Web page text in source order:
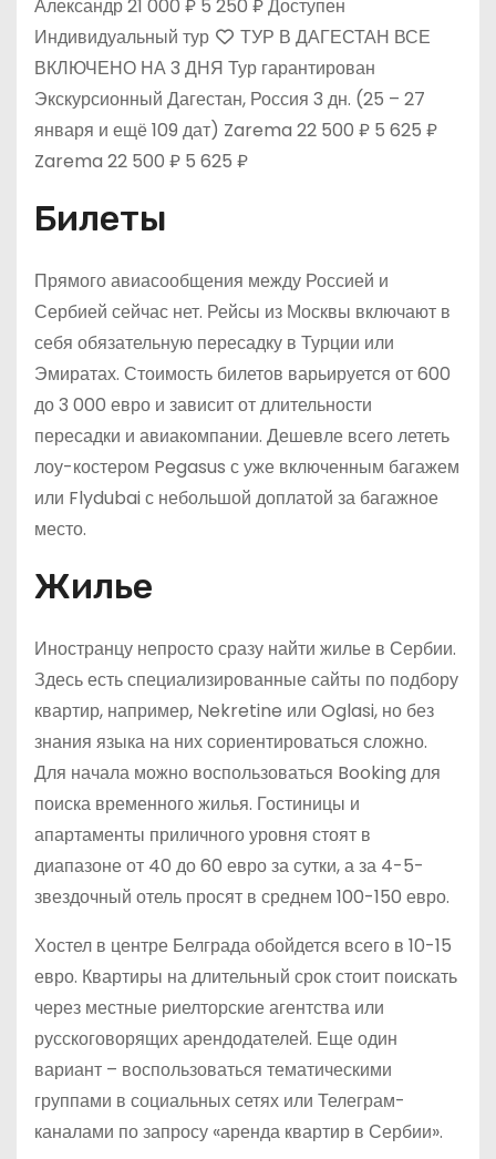
Александр21 000 ₽ 5 250 ₽Доступен
Индивидуальный тур
ТУР В ДАГЕСТАН ВСЕ
ВКЛЮЧЕНО НА 3 ДНЯ Тур гарантирован
Экскурсионный Дагестан, Россия 3 дн. (25 – 27
января и ещё 109 дат) Zarema 22 500 ₽ 5 625 ₽
Zarema 22 500 ₽ 5 625 ₽
Билеты
Прямого авиасообщения между Россией и
Сербией сейчас нет. Рейсы из Москвы включают в
себя обязательную пересадку в Турции или
Эмиратах. Стоимость билетов варьируется от 600
до 3 000 евро и зависит от длительности
пересадки и авиакомпании. Дешевле всего лететь
лоу-костером Pegasus с уже включенным багажем
или Flydubai с небольшой доплатой за багажное
место.
Жилье
Иностранцу непросто сразу найти жилье в Сербии.
Здесь есть специализированные сайты по подбору
квартир, например, Nekretine или Oglasi, но без
знания языка на них сориентироваться сложно.
Для начала можно воспользоваться Booking для
поиска временного жилья. Гостиницы и
апартаменты приличного уровня стоят в
диапазоне от 40 до 60 евро за сутки, а за 4-5-
звездочный отель просят в среднем 100-150 евро.
Хостел в центре Белграда обойдется всего в 10-15
евро. Квартиры на длительный срок стоит поискать
через местные риелторские агентства или
русскоговорящих арендодателей. Еще один
вариант – воспользоваться тематическими
группами в социальных сетях или Телеграм-
каналами по запросу «аренда квартир в Сербии».